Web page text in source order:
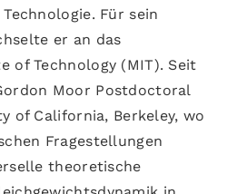
Für sein
er an das
of Technology (MIT). Seit
Moor Postdoctoral
of California, Berkeley, wo
Fragestellungen
theoretische